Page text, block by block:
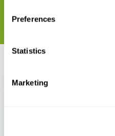
Preferences
Statistics
Marketing